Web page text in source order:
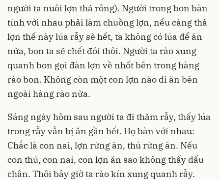
người ta nuôi lợn thả rông). Người trong bon bàn
tính với nhau phải làm chuồng lợn, nếu càng thả
lợn thế này lúa rẫy sẽ hết, ta không có lúa để ăn
nữa, bon ta sẽ chết đói thôi. Người ta rào xung
quanh bon gọi đàn lợn về nhốt bên trong hàng
rào bon. Không còn một con lợn nào đi ăn bên
ngoài hàng rào nữa.
Sáng ngày hôm sau người ta đi thăm rẫy, thấy lúa
trong rẫy vẫn bị ăn gần hết. Họ bàn với nhau:
Chắc là con nai, lợn rừng ăn, thú rừng ăn. Nếu
con thú, con nai, con lợn ăn sao không thấy dấu
chân. Thôi bây giờ ta rào kín xung quanh rẫy.